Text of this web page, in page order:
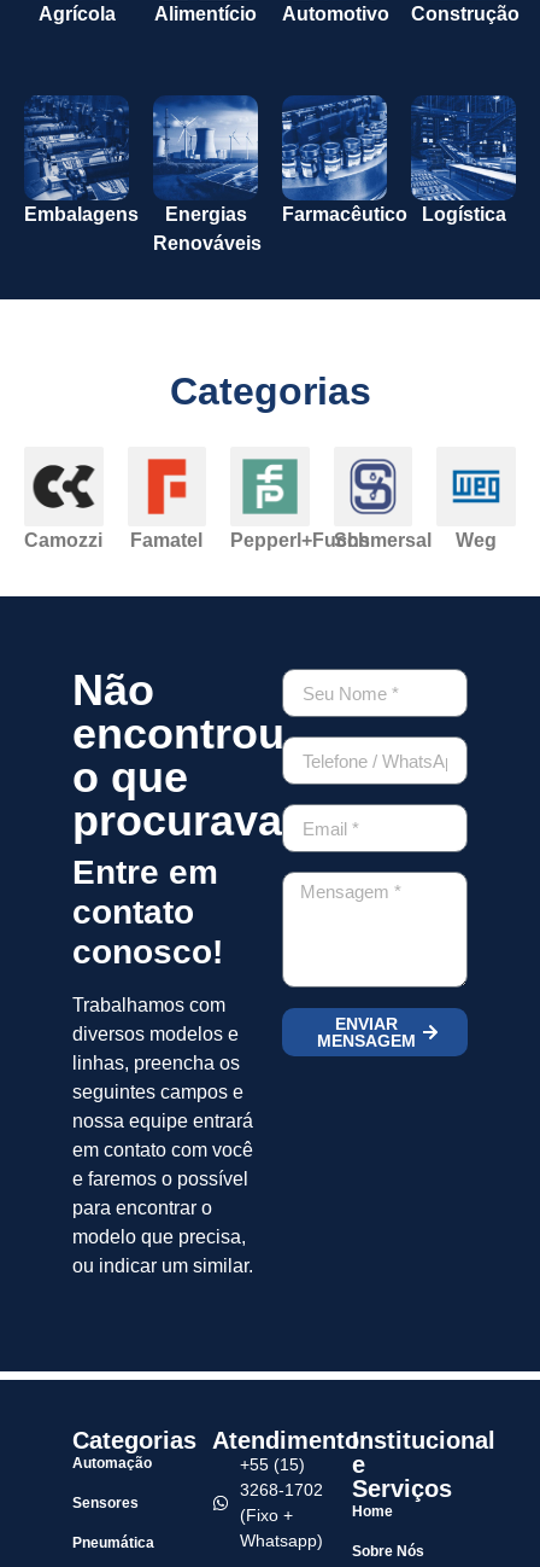
Agrícola Alimentício Automotivo Construção
Embalagens
Energias
Renováveis
Farmacêutico Logística
Categorias
Camozzi Famatel Pepperl+FuchsSchmersal Weg
Não
encontrou
o que
procurava?
Entre em
contato
conosco!
Trabalhamos com
diversos modelos e
linhas, preencha os
seguintes campos e
nossa equipe entrará
em contato com você
e faremos o possível
para encontrar o
modelo que precisa,
ou indicar um similar.
ENVIAR
MENSAGEM
Categorias
Automação
Sensores
Pneumática
Atendimento
+55 (15)
3268-1702
(Fixo +
Whatsapp)
Institucional
e
Serviços
Home
Sobre Nós